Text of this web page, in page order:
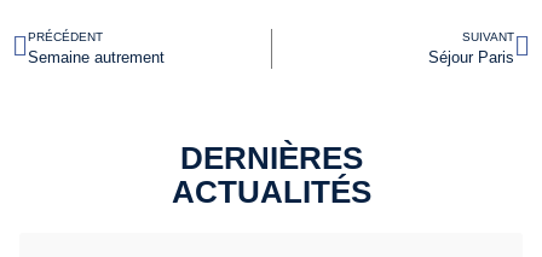
PRÉCÉDENT
Semaine autrement
SUIVANT
Séjour Paris
DERNIÈRES
ACTUALITÉS